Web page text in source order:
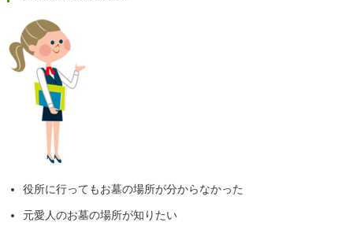
役所に行ってもお墓の場所が分からなかった
元愛人のお墓の場所が知りたい